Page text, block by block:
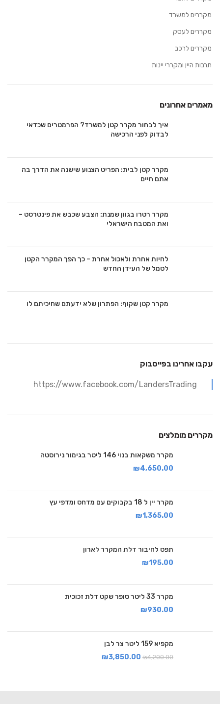
מקררים למשרד
מקררים לעסק
מקררים לרכב
תרבות היין ומקררי יינות
מאמרים אחרונים
איך לבחור מקרר קטן למשרד? הפרמטרים שכדאי
לבדוק לפני הרכישה
מקרר קטן לבית: הפריט הצנוע שישנה את הדרך בה
אתם חיים
מקרר רטרו בגוון שמנת: הצבע שכבש את פינטרסט –
ואת המטבח הישראלי
לחיות אחרת ולאכול אחרת – כך הפך המקרר הקטן
לסמל של העידן החדש
מקרר קטן שקוף: הפתרון שלא ידעתם שחיכיתם לו
עקבו אחרינו בפייסבוק
https://www.facebook.com/LandersTrading
מקררים מומלצים
מקרר משקאות בנוי 146 ליטר בגימור נירוסטה
₪4,650.00
מקרר יין ל 18 בקבוקים עם מדחס ומדפי עץ
₪1,365.00
תפס לחיבור דלת המקרר לארון
₪195.00
מקרר 33 ליטר סופר שקט דלת זכוכית
₪930.00
מקפיא 159 ליטר צר לבן
₪4,200.00
₪3,850.00